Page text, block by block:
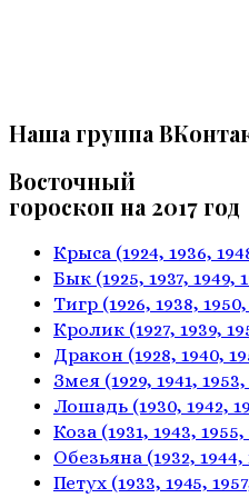
Наша группа
Восточный
гороскоп на 2017 год
Крыса (1924, 1936,
Бык (1925, 1937, 1949,
Тигр (1926, 1938,
Кролик (1927, 1939,
Дракон (1928, 1940,
Змея (1929, 1941,
Лошадь (1930, 1942,
Коза (1931, 1943, 1955,
Обезьяна (1932, 1944,
Петух (1933, 1945,